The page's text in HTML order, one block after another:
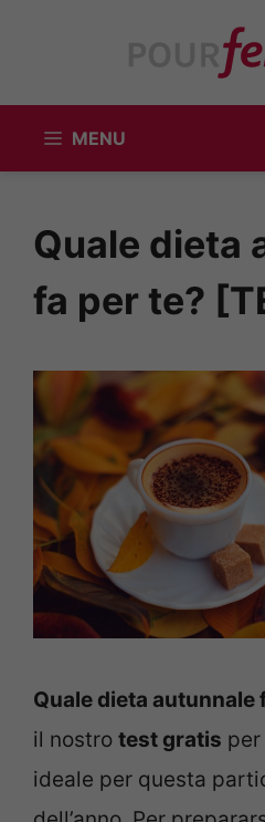
MENU
Quale dieta
fa per te?
Quale dieta autunnale
il nostro test gratis
ideale per questa